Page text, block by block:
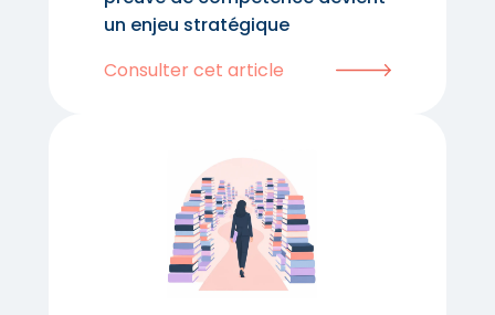
un enjeu stratégique
Consulter cet article